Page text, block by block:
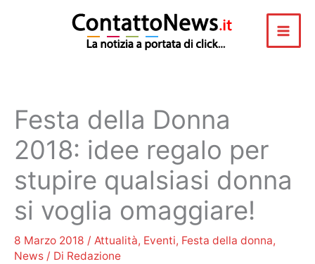
Festa della Donna
2018: idee regalo per
stupire qualsiasi donna
si voglia omaggiare!
8 Marzo 2018 / Attualità, Eventi, Festa della donna,
News / Di Redazione